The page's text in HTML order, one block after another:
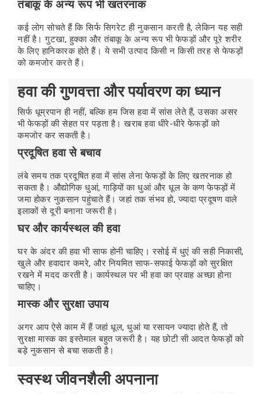
तंबाकू के अन्य रूप भी खतरनाक
कई लोग सोचते हैं कि सिर्फ सिगरेट ही नुकसान करती है, लेकिन यह सही
नहीं है। गुटखा, हुक्का और तंबाकू के अन्य रूप भी फेफड़ों और पूरे शरीर
के लिए हानिकारक होते हैं। ये सभी उत्पाद किसी न किसी तरह से फेफड़ों
को कमजोर करते हैं।
हवा की गुणवत्ता और पर्यावरण का ध्यान
सिर्फ धूम्रपान ही नहीं, बल्कि हम जिस हवा में सांस लेते हैं, उसका असर
भी फेफड़ों की सेहत पर पड़ता है। खराब हवा धीरे-धीरे फेफड़ों को
कमजोर कर सकती है।
प्रदूषित हवा से बचाव
लंबे समय तक प्रदूषित हवा में सांस लेना फेफड़ों के लिए खतरनाक हो
सकता है। औद्योगिक धुआं, गाड़ियों का धुआं और धूल के कण फेफड़ों में
जमा होकर नुकसान पहुंचाते हैं। जहां तक संभव हो, ज्यादा प्रदूषण वाले
इलाकों से दूरी बनाना जरूरी है।
घर और कार्यस्थल की हवा
घर के अंदर की हवा भी साफ होनी चाहिए। रसोई में धुएं की सही निकासी,
खुले और हवादार कमरे, और नियमित साफ-सफाई फेफड़ों को सुरक्षित
रखने में मदद करती है। कार्यस्थल पर भी हवा का प्रवाह अच्छा होना
चाहिए।
मास्क और सुरक्षा उपाय
अगर आप ऐसे काम में हैं जहां धूल, धुआं या रसायन ज्यादा होते हैं, तो
सुरक्षा मास्क का इस्तेमाल बहुत जरूरी है। यह छोटी सी आदत फेफड़ों को
बड़े नुकसान से बचा सकती है।
स्वस्थ जीवनशैली अपनाना